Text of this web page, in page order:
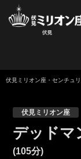
伏見ミリオン座・センチュ
伏見ミリオン座
デッドマ
(105分)